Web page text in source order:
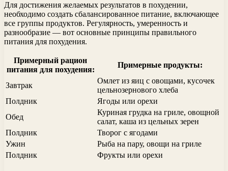
Для достижения желаемых результатов в похудении,
необходимо создать сбалансированное питание, включающее
все группы продуктов. Регулярность, умеренность и
разнообразие — вот основные принципы правильного
питания для похудения.
Примерный рацион
питания для похудения:
Примерные продукты:
Завтрак
Омлет из яиц с овощами, кусочек
цельнозернового хлеба
Полдник
Ягоды или орехи
Обед
Куриная грудка на гриле, овощной
салат, каша из цельных зерен
Полдник
Творог с ягодами
Ужин
Рыба на пару, овощи на гриле
Полдник
Фрукты или орехи